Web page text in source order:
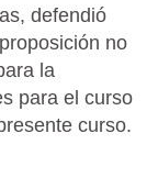
defendió
no
la
para el curso
curso.